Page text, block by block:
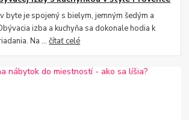
byte je spojený s bielym, jemným šedým a
izba a kuchyňa sa dokonale hodia k
Na ...čítať celé